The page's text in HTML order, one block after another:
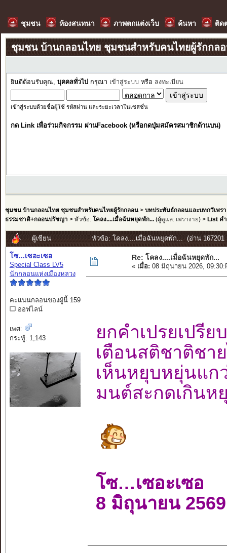
ชุมชน ห้องสนทนา ภาพตกแต่งเว็บ ค้นหา ติด
ชุมชน บ้านกลอนไทย ชุมชนสำหรับคนไทยผู้รักกล
ยินดีต้อนรับคุณ, บุคคลทั่วไป กรุณา เข้าสู่ระบบ หรือ ลงทะเบียน
เข้าสู่ระบบด้วยชื่อผู้ใช้ รหัสผ่าน และระยะเวลาในเซสชั่น
กด Link เพื่อร่วมกิจกรรม ผ่านFacebook (หรือกดปุ่มสมัครสมาชิกด้านบน)
ชุมชน บ้านกลอนไทย ชุมชนสำหรับคนไทยผู้รักกลอน> บทประพันธ์กลอนและบทกวีเพรา
ธรรมชาติ+กลอนปรัชญา > หัวข้อ: โคลง....เมื่อฉันหยุดพัก...(ผู้ดูแล: เพรางาย) > List ค
ผู้เขียน หัวข้อ: โคลง....เมื่อฉันหยุดพัก... (อ่าน 167201
โซ...เซอะเซอ
Special Class LV5
นักกลอนแห่งเมืองหลวง
คะแนนกลอนของผู้นี้ 159
ออฟไลน์
เพศ:
กระทู้: 1,143
Re: โคลง....เมื่อฉันหยุดพัก...
« เมื่อ: 08 มิถุนายน 2026,
ยกคำเปรยเปรี
เตือนสติชาติ
เห็นหยุบหยุ่นแ
มนต์สะกดเกิน
โซ…เซอะเซอ
8 มิถุนายน 2569